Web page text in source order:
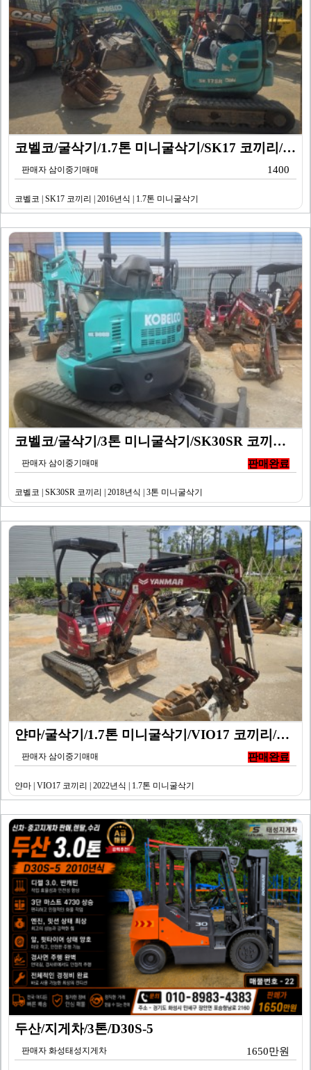
코벨코/굴삭기/1.7톤 미니굴삭기/SK17 코끼리/20…
판매자 삼이중기매매 1400
코벨코 | SK17 코끼리 | 2016년식 | 1.7톤 미니굴삭기
코벨코/굴삭기/3톤 미니굴삭기/SK30SR 코끼리/20…
판매자 삼이중기매매 판매완료
코벨코 | SK30SR 코끼리 | 2018년식 | 3톤 미니굴삭기
얀마/굴삭기/1.7톤 미니굴삭기/VIO17 코끼리/20…
판매자 삼이중기매매 판매완료
얀마 | VIO17 코끼리 | 2022년식 | 1.7톤 미니굴삭기
두산/지게차/3톤/D30S-5
판매자 화성태성지게차 1650만원